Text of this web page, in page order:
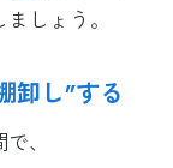
しょう。
卸し”する
、